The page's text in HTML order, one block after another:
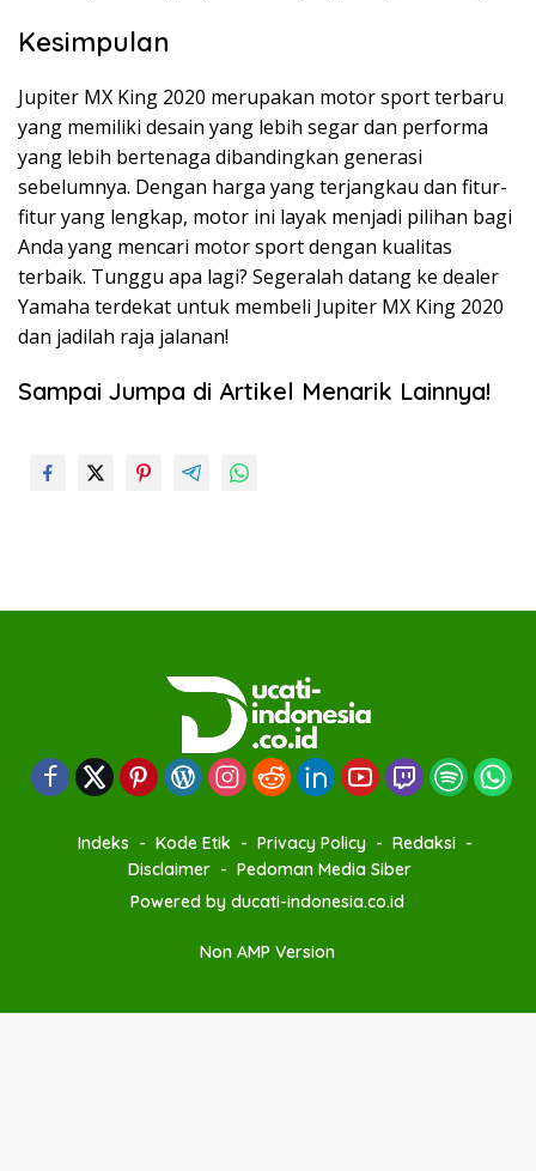
Kesimpulan
Jupiter MX King 2020 merupakan motor sport terbaru
yang memiliki desain yang lebih segar dan performa
yang lebih bertenaga dibandingkan generasi
sebelumnya. Dengan harga yang terjangkau dan fitur-
fitur yang lengkap, motor ini layak menjadi pilihan bagi
Anda yang mencari motor sport dengan kualitas
terbaik. Tunggu apa lagi? Segeralah datang ke dealer
Yamaha terdekat untuk membeli Jupiter MX King 2020
dan jadilah raja jalanan!
Sampai Jumpa di Artikel Menarik Lainnya!
Indeks Kode Etik Privacy Policy
Redaksi
Disclaimer
Pedoman Media Siber
Powered by ducati-indonesia.co.id
Non AMP Version